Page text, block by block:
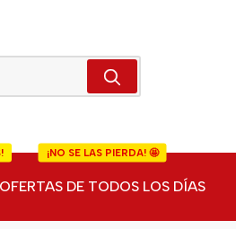
OFERTAS DE TODOS LOS DÍAS
¡NO SE LAS PIERDA! 🤩